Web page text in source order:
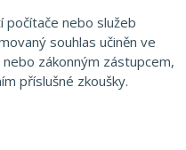
počítače nebo služeb
souhlas učiněn ve
zákonným zástupcem,
příslušné zkoušky.